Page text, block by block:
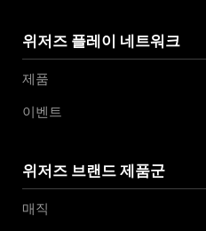
위저즈 플레이 네트워크
제품
이벤트
위저즈 브랜드 제품군
매직